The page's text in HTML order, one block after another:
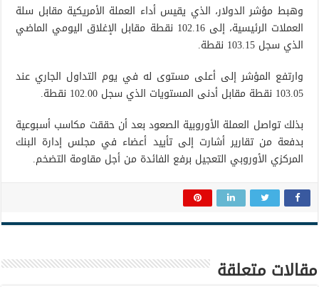
وهبط مؤشر الدولار، الذي يقيس أداء العملة الأمريكية مقابل سلة
العملات الرئيسية، إلى 102.16 نقطة مقابل الإغلاق اليومي الماضي
الذي سجل 103.15 نقطة.
وارتفع المؤشر إلى أعلى مستوى له في يوم التداول الجاري عند
103.05 نقطة مقابل أدنى المستويات الذي سجل 102.00 نقطة.
بذلك تواصل العملة الأوروبية الصعود بعد أن حققت مكاسب أسبوعية
بدفعة من تقارير أشارت إلى تأييد أعضاء في مجلس إدارة البنك
المركزي الأوروبي التعجيل برفع الفائدة من أجل مقاومة التضخم.
مقالات متعلقة